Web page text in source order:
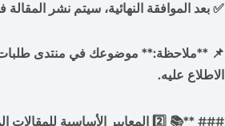
✅ بعد الموافقة النهائية، سيتم نشر
📌 **ملاحظة:** موضوعك في منتدى
الاطلاع عليه.
### **📚 2️⃣ المعايير الأساسية للمقالات المقبولة**